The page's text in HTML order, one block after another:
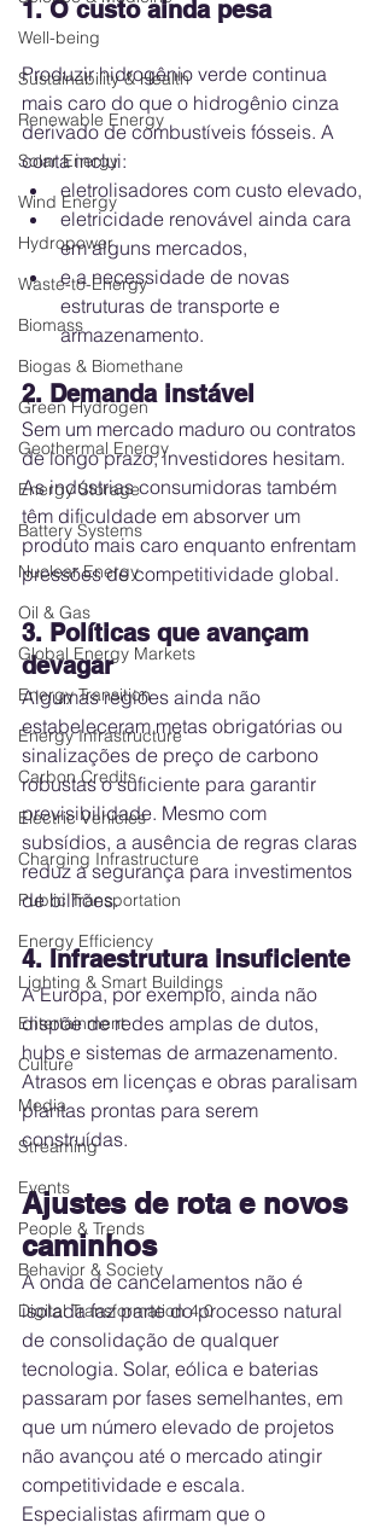
Well-being
Sustainability & Health
Renewable Energy
Solar Energy
Wind Energy
Hydropower
Waste-to-Energy
Biomass
Biogas & Biomethane
Green Hydrogen
Geothermal Energy
Energy Storage
Battery Systems
Nuclear Energy
Oil & Gas
Global Energy Markets
Energy Transition
Energy Infrastructure
Carbon Credits
Electric Vehicles
Charging Infrastructure
Public Transportation
Energy Efficiency
Lighting & Smart Buildings
Entertainment
Culture
Media
Streaming
Events
People & Trends
Behavior & Society
Digital Transformation 4.0
1. O custo ainda pesa
Produzir hidrogênio verde continua
mais caro do que o hidrogênio cinza
derivado de combustíveis fósseis. A
conta inclui:
eletrolisadores com custo elevado,
eletricidade renovável ainda cara
em alguns mercados,
e a necessidade de novas
estruturas de transporte e
armazenamento.
2. Demanda instável
Sem um mercado maduro ou contratos
de longo prazo, investidores hesitam.
As indústrias consumidoras também
têm dificuldade em absorver um
produto mais caro enquanto enfrentam
pressões de competitividade global.
3. Políticas que avançam
devagar
Algumas regiões ainda não
estabeleceram metas obrigatórias ou
sinalizações de preço de carbono
robustas o suficiente para garantir
previsibilidade. Mesmo com
subsídios, a ausência de regras claras
reduz a segurança para investimentos
de bilhões.
4. Infraestrutura insuficiente
A Europa, por exemplo, ainda não
dispõe de redes amplas de dutos,
hubs e sistemas de armazenamento.
Atrasos em licenças e obras paralisam
plantas prontas para serem
construídas.
Ajustes de rota e novos
caminhos
A onda de cancelamentos não é
isolada faz parte do processo natural
de consolidação de qualquer
tecnologia. Solar, eólica e baterias
passaram por fases semelhantes, em
que um número elevado de projetos
não avançou até o mercado atingir
competitividade e escala.
Especialistas afirmam que o